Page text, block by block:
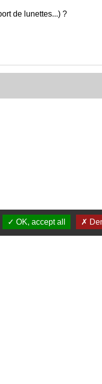
de lunettes...) ?
OK, accept all